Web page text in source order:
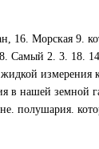
16. Морская 9.
Самый 2. 3.
измерения
нашей земной
полушария.